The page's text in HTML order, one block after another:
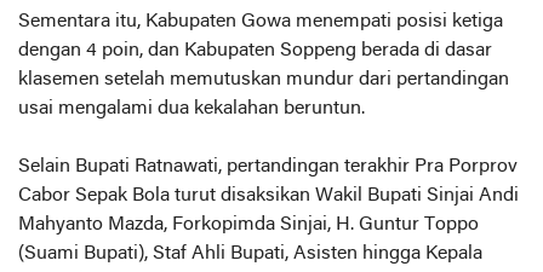
Sementara itu, Kabupaten Gowa menempati posisi ketiga
dengan 4 poin, dan Kabupaten Soppeng berada di dasar
klasemen setelah memutuskan mundur dari pertandingan
usai mengalami dua kekalahan beruntun.
Selain Bupati Ratnawati, pertandingan terakhir Pra Porprov
Cabor Sepak Bola turut disaksikan Wakil Bupati Sinjai Andi
Mahyanto Mazda, Forkopimda Sinjai, H. Guntur Toppo
(Suami Bupati), Staf Ahli Bupati, Asisten hingga Kepala